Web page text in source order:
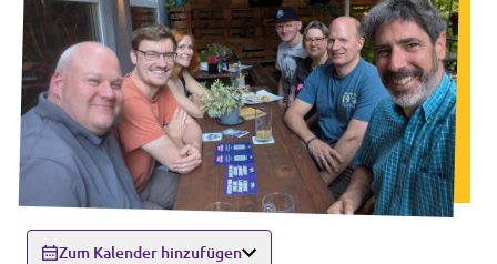
Zum Kalender hinzufügen